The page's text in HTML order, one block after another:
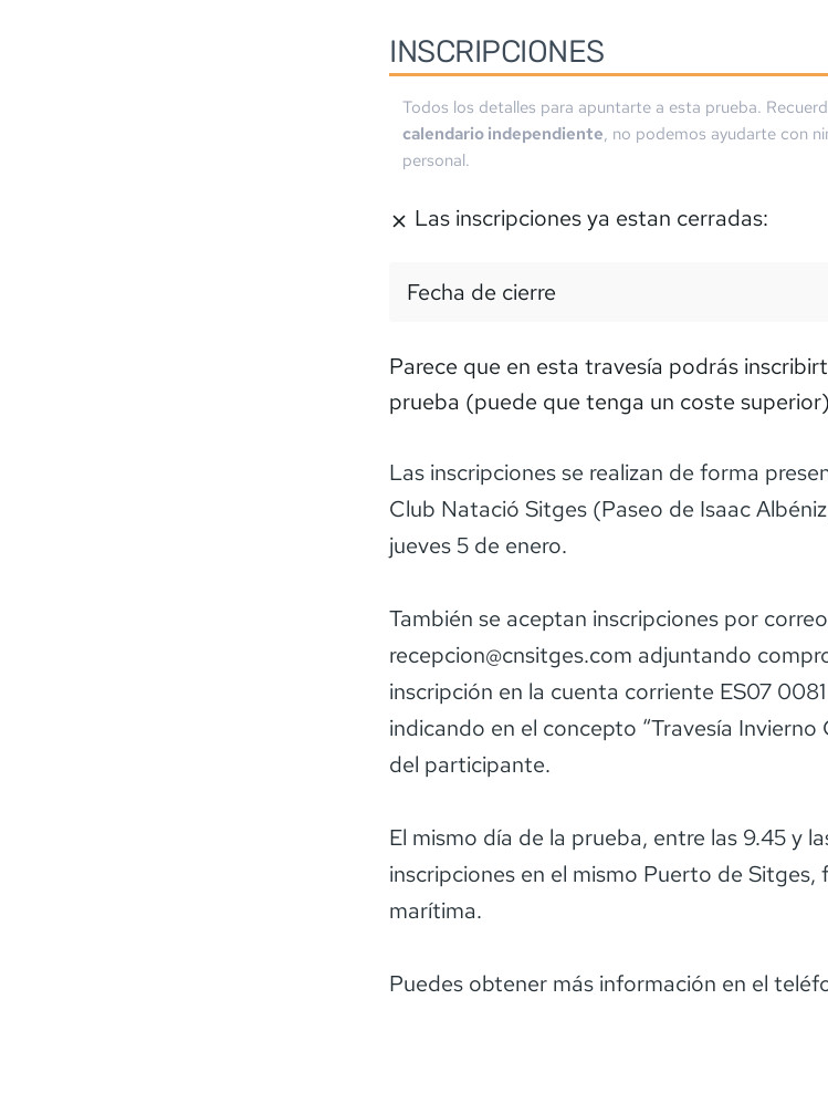
INSCRIPCIONES
Todos los detalles para apuntarte a esta prueba.
calendario independiente, no podemos ayudarte con
personal.
Las inscripciones ya estan cerradas:
Fecha de cierre
Parece que en esta travesía podrás
prueba (puede que tenga un coste
Las inscripciones se realizan de forma
Club Natació Sitges (Paseo de Isaac
jueves 5 de enero.
También se aceptan inscripciones por
recepcion@cnsitges.com adjuntando
inscripción en la cuenta corriente ES07
indicando en el concepto “Travesía Invierno
del participante.
El mismo día de la prueba, entre las 9.45 y
inscripciones en el mismo Puerto de Sitges,
marítima.
Puedes obtener más información en el